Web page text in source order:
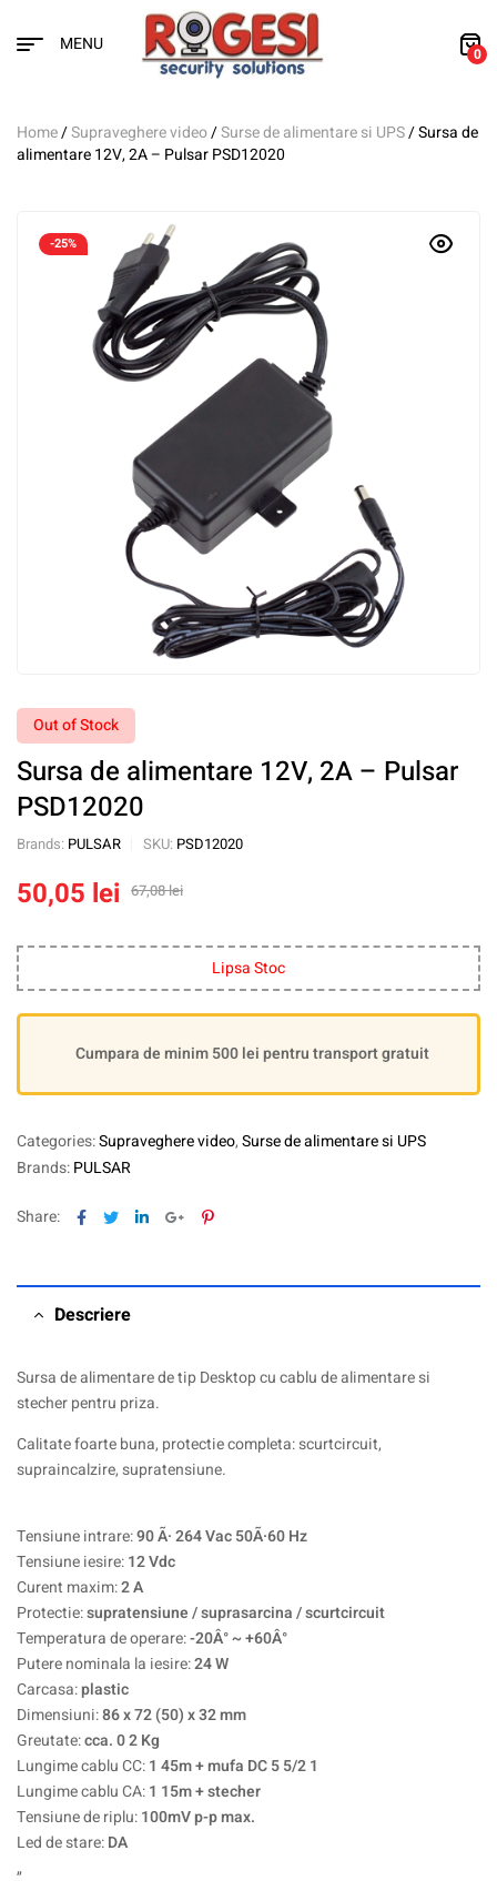
MENU 0
Home/Supraveghere video/Surse de alimentare si UPS/ Sursa de
alimentare 12V, 2A – Pulsar PSD12020
-25%
Out of Stock
Sursa de alimentare 12V, 2A – Pulsar
PSD12020
Brands: PULSAR SKU: PSD12020
67,08lei
50,05 lei
Lipsa Stoc
Cumpara de minim 500 lei pentru transport gratuit
Categories:Supraveghere video,Surse de alimentare si UPS
Brands:PULSAR
Share: Facebook
TwitterLinkedinGoogle+Pinterest
Descriere
Sursa de alimentare de tip Desktop cu cablu de alimentare si
stecher pentru priza.
Calitate foarte buna, protectie completa: scurtcircuit,
supraincalzire, supratensiune.
Tensiune intrare:90 Ã· 264 Vac 50Ã·60 Hz
Tensiune iesire:12 Vdc
Curent maxim:2 A
Protectie:supratensiune / suprasarcina / scurtcircuit
Temperatura de operare:-20Â° ~ +60Â°
Putere nominala la iesire:24 W
Carcasa:plastic
Dimensiuni:86 x 72 (50) x 32 mm
Greutate:cca. 0 2 Kg
Lungime cablu CC:1 45m + mufa DC 5 5/2 1
Lungime cablu CA:1 15m + stecher
Tensiune de riplu:100mV p-p max.
Led de stare:DA
„